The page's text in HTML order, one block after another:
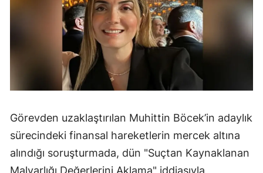
Görevden uzaklaştırılan Muhittin Böcek’in adaylık
sürecindeki finansal hareketlerin mercek altına
alındığı soruşturmada, dün "Suçtan Kaynaklanan
Malvarlığı Değerlerini Aklama" iddiasıyla